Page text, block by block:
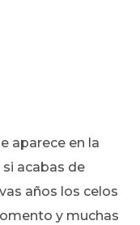
aparece en la
acabas de
años los celos
y muchas